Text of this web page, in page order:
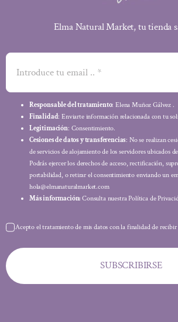
Elma Natural Market, tu tienda
Responsable del tratamiento: Elena Muñoz Gálvez .
Finalidad: Enviarte información relacionada con tu
Legitimación: Consentimiento.
Cesiones de datos y transferencias: No se realizan
de servicios de alojamiento de los servidores ubicados
Podrás ejercer los derechos de acceso, rectificación,
portabilidad, o retirar el consentimiento enviando un
hola@elmanaturalmarket.com
Más información: Consulta nuestra Política de
Acepto el tratamiento de mis datos con la finalidad de
SUBSCRIBIRSE